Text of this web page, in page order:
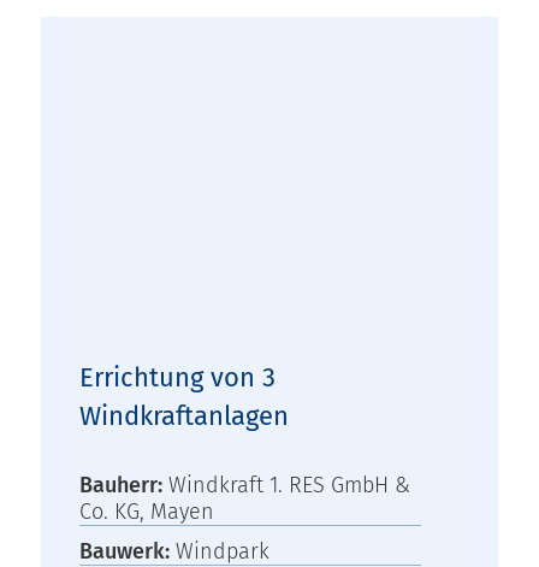
Errichtung von 3
Windkraftanlagen
Bauherr:Windkraft 1. RES GmbH &
Co. KG, Mayen
Bauwerk:Windpark